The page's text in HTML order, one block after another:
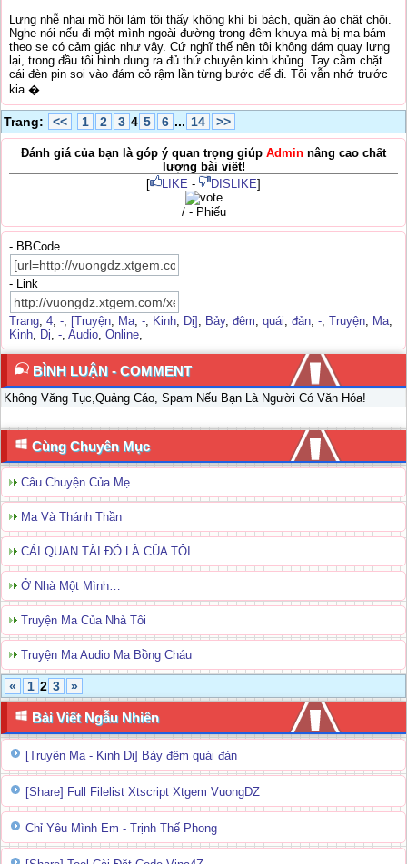
Lưng nhễ nhại mồ hôi làm tôi thấy không khí bí bách, quần áo chật chội.
Nghe nói nếu đi một mình ngoài đường trong đêm khuya mà bị ma bám
theo se có cảm giác như vậy. Cứ nghĩ thế nên tôi không dám quay lưng
lại, trong đầu tôi hình dung ra đủ thứ chuyện kinh khủng. Tay cầm chặt
cái đèn pin soi vào đám cỏ rậm lần từng bước để đi. Tôi vẫn nhớ trước
kia �
Trang: << 1 2 3 4 5 6 ... 14 >>
Đánh giá của bạn là góp ý quan trọng giúp Admin nâng cao chất
lượng bài viết!
[
LIKE - DISLIKE]
/ - Phiếu
- BBCode
- Link
Trang, 4, -, [Truyện, Ma, -, Kinh, Dị] , Bảy, đêm, quái, đản, -, Truyện, Ma,
Kinh, Dị, -, Audio, Online,
BÌNH LUẬN - COMMENT
Không Văng Tục,Quảng Cáo, Spam Nếu Bạn Là Người Có Văn Hóa!
Cùng Chuyên Mục
Câu Chuyện Của Mẹ
Ma Và Thánh Thần
CÁI QUAN TÀI ĐÓ LÀ CỦA TÔI
Ở Nhà Một Mình…
Truyện Ma Của Nhà Tôi
Truyện Ma Audio Ma Bồng Cháu
« 1 2 3 »
Bài Viết Ngẫu Nhiên
[Truyện Ma - Kinh Dị] Bảy đêm quái đản
[Share] Full Filelist Xtscript Xtgem VuongDZ
Chỉ Yêu Mình Em - Trịnh Thế Phong